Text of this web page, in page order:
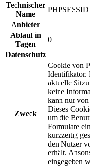
Technischer
Name
PHPSESSID
Anbieter
Ablauf in
Tagen
0
Datenschutz
Zweck
Cookie von
Identifikator.
aktuelle
keine
kann nur von
Dieses
um die
Formulare
kurzzeitig
den Nutzer
erhält.
eingegeben